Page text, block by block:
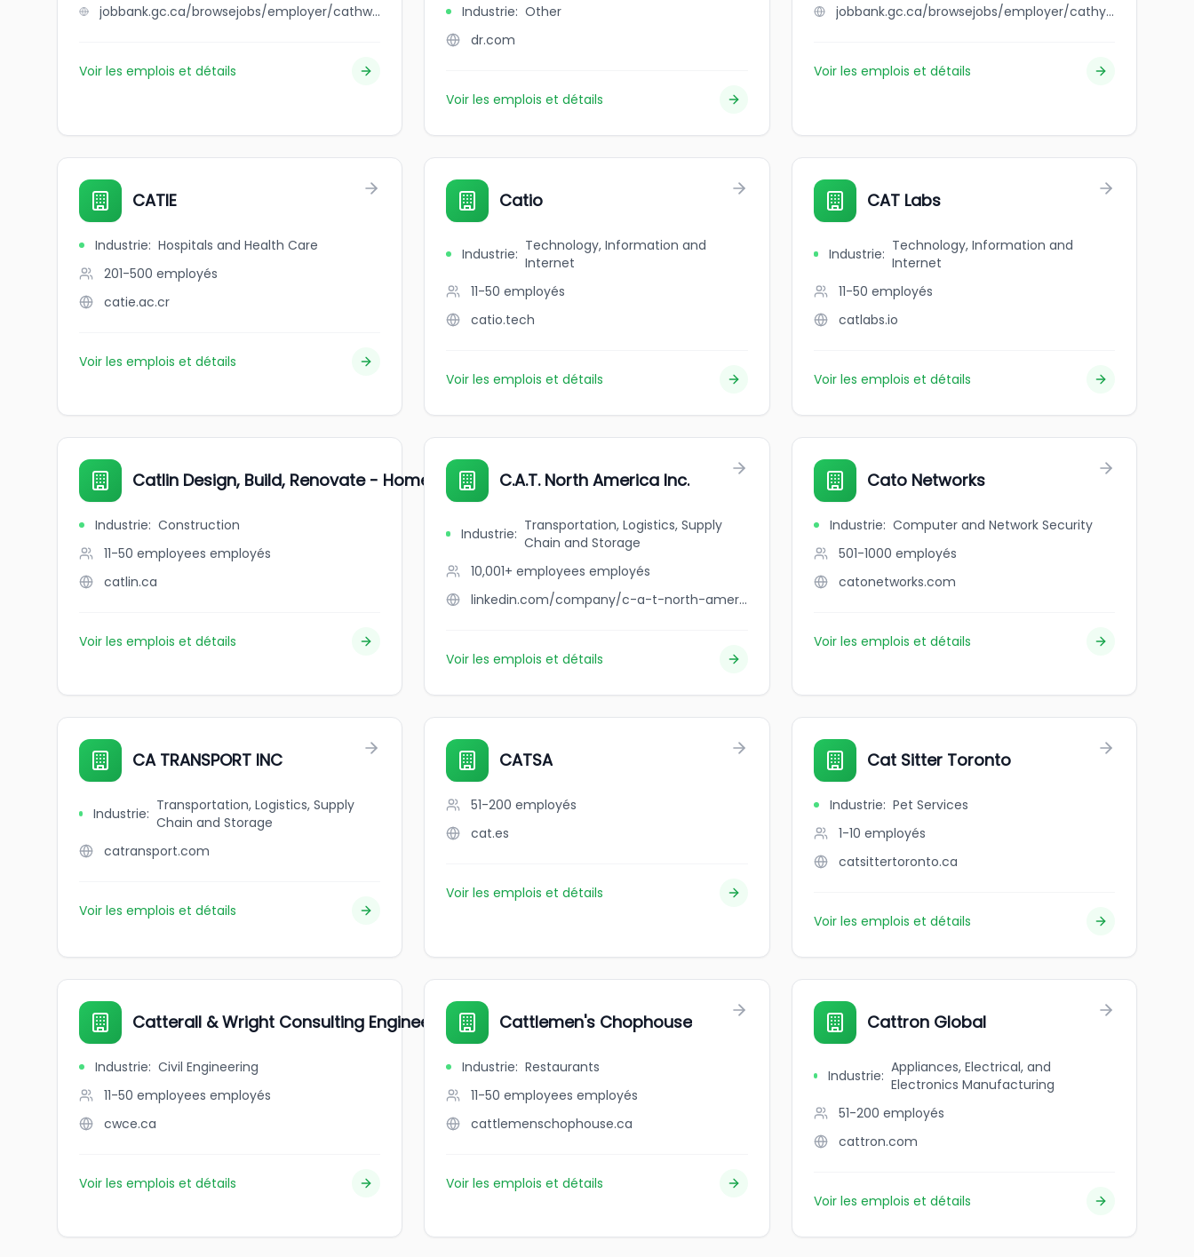
jobbank.gc.ca/browsejobs/employer/cathway+water+resources/ca
Voir les emplois et détails
Industrie: Other
dr.com
Voir les emplois et détails
jobbank.gc.ca/browsejobs/employer/cathy+jing+ru/ca
Voir les emplois et détails
CATIE
Industrie: Hospitals and Health Care
201-500 employés
catie.ac.cr
Voir les emplois et détails
Catio
Industrie: Technology, Information and
Internet
11-50 employés
catio.tech
Voir les emplois et détails
CAT Labs
Industrie: Technology, Information and
Internet
11-50 employés
catlabs.io
Voir les emplois et détails
Catlin Design, Build, Renovate - Home Builders
Industrie: Construction
11-50 employees employés
catlin.ca
Voir les emplois et détails
C.A.T. North America Inc.
Industrie: Transportation, Logistics, Supply
Chain and Storage
10,001+ employees employés
linkedin.com/company/c-a-t-north-america
Voir les emplois et détails
Cato Networks
Industrie: Computer and Network Security
501-1000 employés
catonetworks.com
Voir les emplois et détails
CA TRANSPORT INC
Industrie: Transportation, Logistics, Supply
Chain and Storage
catransport.com
Voir les emplois et détails
CATSA
51-200 employés
cat.es
Voir les emplois et détails
Cat Sitter Toronto
Industrie: Pet Services
1-10 employés
catsittertoronto.ca
Voir les emplois et détails
Catterall & Wright Consulting Engineers
Industrie: Civil Engineering
11-50 employees employés
cwce.ca
Voir les emplois et détails
Cattlemen's Chophouse
Industrie: Restaurants
11-50 employees employés
cattlemenschophouse.ca
Voir les emplois et détails
Cattron Global
Industrie: Appliances, Electrical, and
Electronics Manufacturing
51-200 employés
cattron.com
Voir les emplois et détails